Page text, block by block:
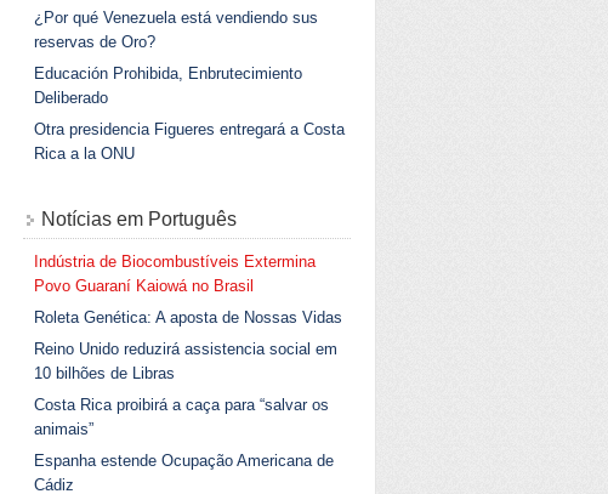
¿Por qué Venezuela está vendiendo sus
reservas de Oro?
Educación Prohibida, Enbrutecimiento
Deliberado
Otra presidencia Figueres entregará a Costa
Rica a la ONU
Notícias em Português
Indústria de Biocombustíveis Extermina
Povo Guaraní Kaiowá no Brasil
Roleta Genética: A aposta de Nossas Vidas
Reino Unido reduzirá assistencia social em
10 bilhões de Libras
Costa Rica proibirá a caça para “salvar os
animais”
Espanha estende Ocupação Americana de
Cádiz